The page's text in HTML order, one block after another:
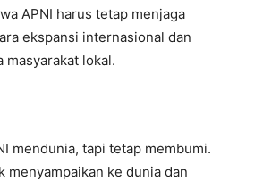
APNI harus tetap menjaga
ekspansi internasional dan
masyarakat lokal.
mendunia, tapi tetap membumi.
menyampaikan ke dunia dan